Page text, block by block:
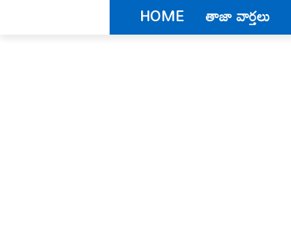
HOME తాజా వార్తలు